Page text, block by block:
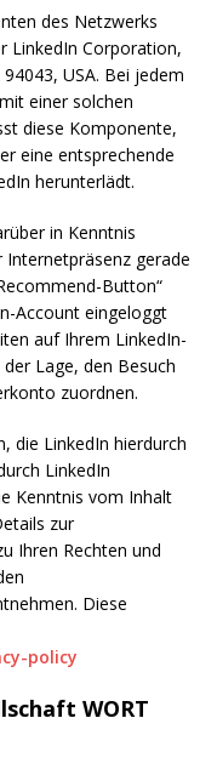
des Netzwerks
LinkedIn Corporation,
USA. Bei jedem
einer solchen
diese Komponente,
eine entsprechende
herunterlädt.
in Kenntnis
gerade
Button“
Account eingeloggt
auf Ihrem LinkedIn-
Lage, den Besuch
zuordnen.
die LinkedIn hierdurch
LinkedIn
Kenntnis vom Inhalt
zur
Ihren Rechten und
Diese
policy
WORT